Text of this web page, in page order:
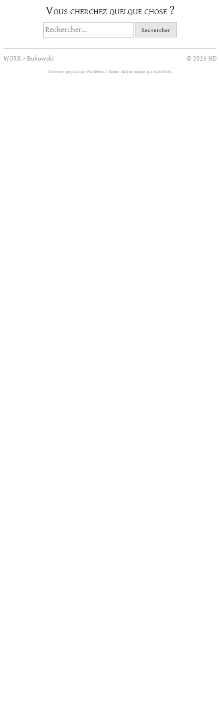
Vous cherchez quelque chose ?
Rechercher :
WORK>Bukowski © 2026 HD
Fièrement propulsé par WordPress. Thème : helene-delprat par SophieWeb.